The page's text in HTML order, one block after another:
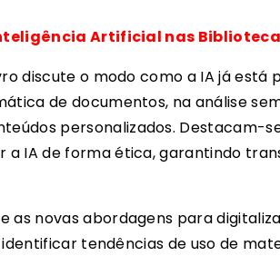
Artificial nas
discute o modo como a IA já está
de documentos, na análise
personalizados. Destacam-
a IA de forma ética, garantindo
as novas abordagens para
tendências de uso de